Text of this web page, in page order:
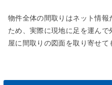
物件全体の間取りはネット情報
ため、実際に現地に足を運ん
屋に間取りの図面を取り寄せて